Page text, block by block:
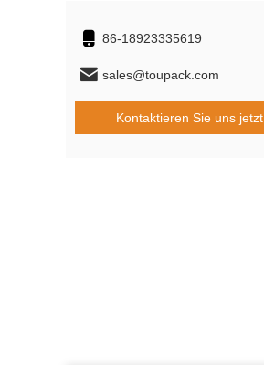
86-18923335619
sales@toupack.com
Kontaktieren Sie uns jetzt